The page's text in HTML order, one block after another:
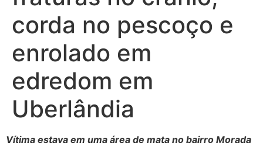
corda no pescoço e
enrolado em
edredom em
Uberlândia
Vítima estava em uma área de mata no bairro Morada